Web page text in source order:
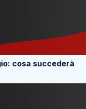
cosa succederà